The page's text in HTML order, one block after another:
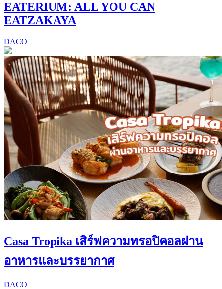
EATERIUM: ALL YOU CAN
EATZAKAYA
DACO
Casa Tropika เสิร์ฟความทรอปิคอลผ่าน
อาหารและบรรยากาศ
DACO